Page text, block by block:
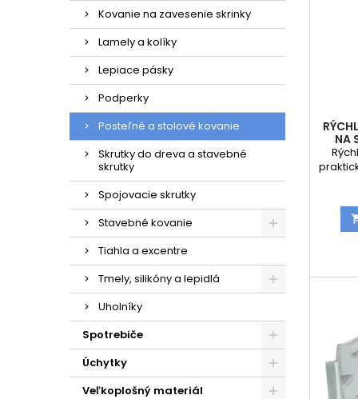
Kovanie na zavesenie skrinky
Lamely a kolíky
Lepiace pásky
Podperky
Posteľné a stolové kovanie
Skrutky do dreva a stavebné
skrutky
Spojovacie skrutky
Stavebné kovanie
Tiahla a excentre
Tmely, silikóny a lepidlá
Uholníky
Spotrebiče
Úchytky
Veľkoplošný materiál
NA